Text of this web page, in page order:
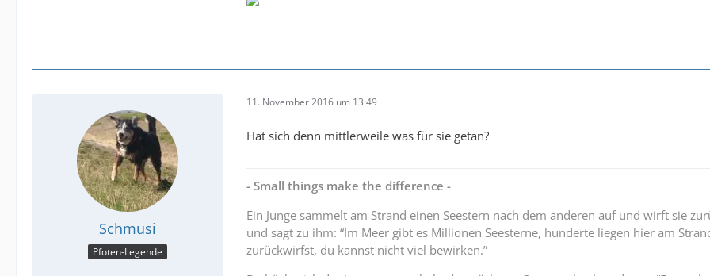
Schmusi
Pfoten-Legende
11. November 2016 um 13:49
Hat sich denn mittlerweile was für sie getan?
- Small things make the difference -
Ein Junge sammelt am Strand einen Seestern nach dem anderen auf und wirft sie
und sagt zu ihm: “Im Meer gibt es Millionen Seesterne, hunderte liegen hier am
zurückwirfst, du kannst nicht viel bewirken.”